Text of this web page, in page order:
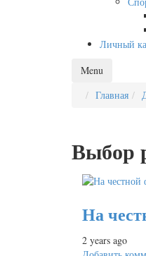
Личный
Menu
Главная
Выбор
На
2 years ago